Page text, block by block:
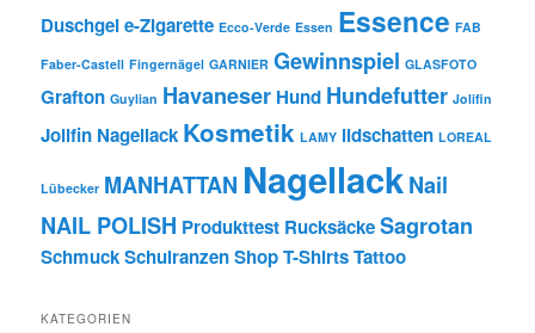
Duschgele-Zigarette Ecco-Verde Essen Essence FAB
Faber-Castell Fingernägel GARNIER Gewinnspiel GLASFOTO
Grafton Guylian Havaneser Hund Hundefutter Jolifin
Jolifin Nagellack Kosmetik LAMY lidschatten LOREAL
Lübecker MANHATTAN NagellackNail
NAIL POLISH Produkttest RucksäckeSagrotan
SchmuckSchulranzenShopT-ShirtsTattoo
KATEGORIEN